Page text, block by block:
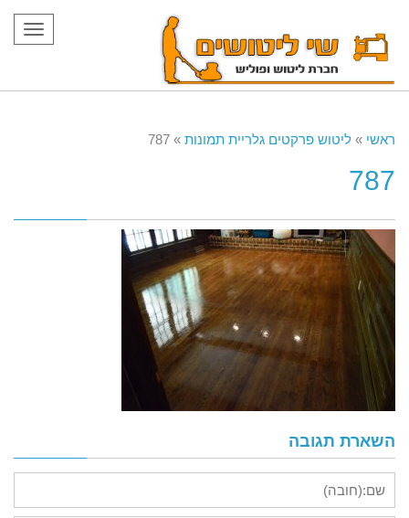
ראשי » ליטוש פרקטים גלריית תמונות »
787
787
השארת תגובה